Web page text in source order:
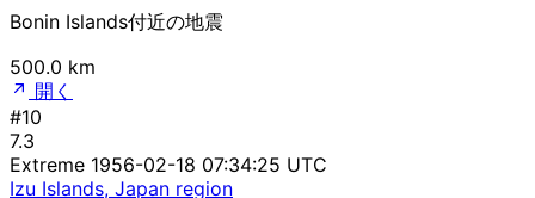
Bonin Islands付近の地震
500.0 km
開く
#10
7.3
Extreme 1956-02-18 07:34:25 UTC
Izu Islands, Japan region